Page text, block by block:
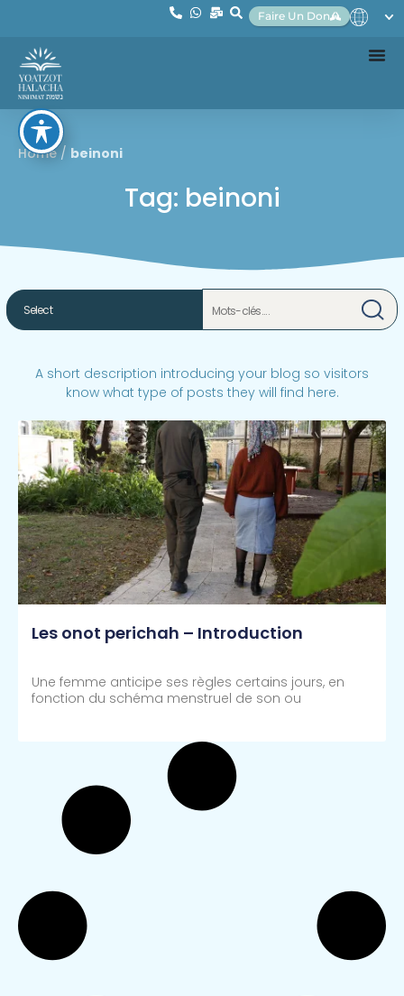
Faire Un Don
Home/ beinoni
Tag: beinoni
A short description introducing your blog so visitors
know what type of posts they will find here.
Les onot perichah – Introduction
Une femme anticipe ses règles certains jours, en
fonction du schéma menstruel de son ou